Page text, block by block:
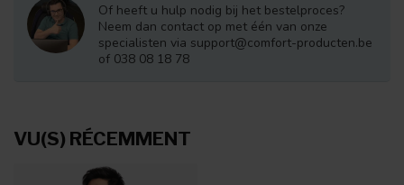
Of heeft u hulp nodig bij het bestelproces?
Neem dan contact op met één van onze
specialisten via support@comfort-producten.be
of 038 08 18 78
VU(S) RÉCEMMENT